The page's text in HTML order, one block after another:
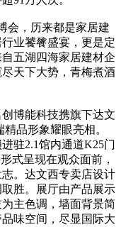
会，历来都是家居建
业饕餮盛宴，更是定
五湖四海家居建材企
天下大势，青梅煮酒
博能科技携旗下达文
品形象耀眼亮相。
驻2.1馆内通道K25门
式呈现在观众面前，
。达文西专卖店设计
胜。展厅由产品展示
主色调，墙面背景简
味空间，尽显国际大